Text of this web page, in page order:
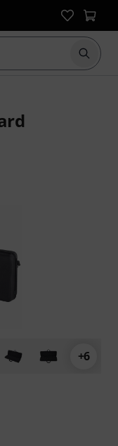
Suche
Kundenbewertungen
+6